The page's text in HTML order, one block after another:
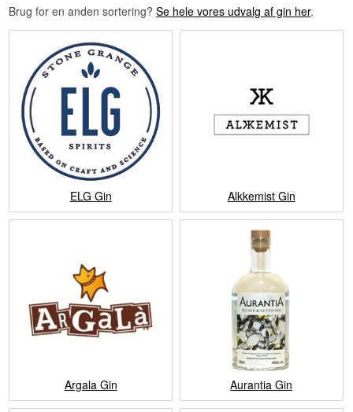
Brug for en anden sortering?Se hele vores udvalg af gin her.
ELG Gin Alkkemist Gin
Argala Gin Aurantia Gin